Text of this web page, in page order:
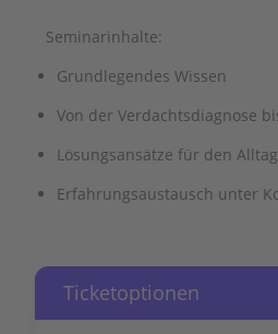
Seminarinhalte:
Grundlegendes Wissen
Von der Verdachtsdiagnose
Lösungsansätze für den Alltag
Erfahrungsaustausch unter
Ticketoptionen